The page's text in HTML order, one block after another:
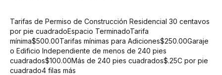
Tarifas de Permiso de Construcción Residencial 30 centavos
por pie cuadradoEspacio TerminadoTarifa
mínima$500.00Tarifas mínimas para Adiciones$250.00Garaje
o Edificio Independiente de menos de 240 pies
cuadrados$100.00Más de 240 pies cuadrados$.25C por pie
cuadrado4 filas más